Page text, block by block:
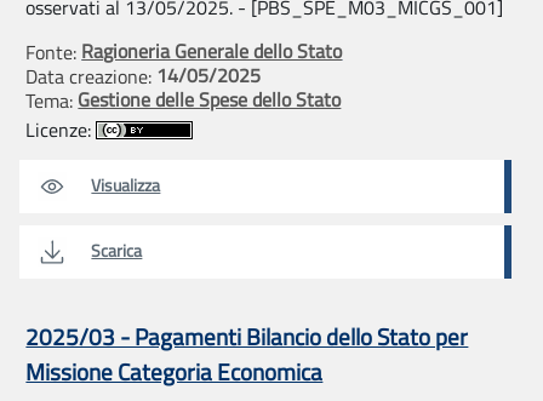
osservati al 13/05/2025. - [PBS_SPE_M03_MICGS_001]
Fonte: Ragioneria Generale dello Stato
Data creazione: 14/05/2025
Tema: Gestione delle Spese dello Stato
Licenze:
Visualizza
Scarica
2025/03 - Pagamenti Bilancio dello Stato per
Missione Categoria Economica